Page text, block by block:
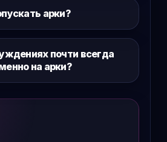
арки?
почти всегда
на арки?